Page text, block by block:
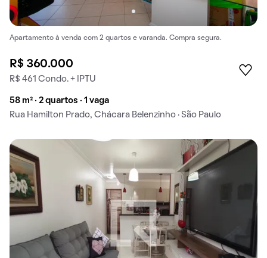
Apartamento à venda com 2 quartos e varanda. Compra segura.
R$ 360.000
R$ 461 Condo. + IPTU
58 m² · 2 quartos · 1 vaga
Rua Hamilton Prado, Chácara Belenzinho · São Paulo